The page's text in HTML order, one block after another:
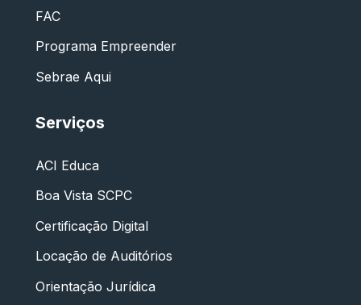
FAC
Programa Empreender
Sebrae Aqui
Serviços
ACI Educa
Boa Vista SCPC
Certificação Digital
Locação de Auditórios
Orientação Jurídica